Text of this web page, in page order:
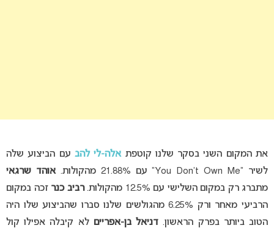
את המקום השני בסקר שלנו קוטפת אלה-לי להבעם הביצוע שלה
לשיר “You Don’t Own Me” עם 21.88% מהקולות.
אוהד שרגאי
מתברג רק במקום השלישי עם 12.5% מהקולות.
רביב כנרזכה במקום
הרביעי מאחר ורק 6.25% מהגולשים שלנו סברו שהביצוע שלו היה
הטוב ביותר בפרק הראשון. דניאל בן-אפרייםלא קיבלה אפילו קול